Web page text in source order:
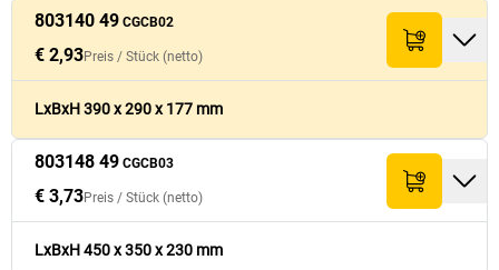
Nr.
Preis /Stück
Menge
Nr.
Preis /Stück
Menge
CGCB02
390
€ 2,93
803148 49
€ 3,73
803140 49 CGCB02
€ 2,93Preis / Stück (netto)
LxBxH 390 x 290 x 177 mm
803148 49 CGCB03
€ 3,73Preis / Stück (netto)
LxBxH 450 x 350 x 230 mm